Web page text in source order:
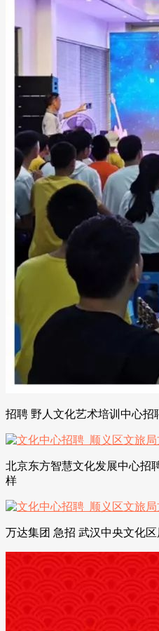
招聘 野人文化艺术培训中心招
北京东方智慧文化发展中心招
样
万达集团 急招 武汉中央文化